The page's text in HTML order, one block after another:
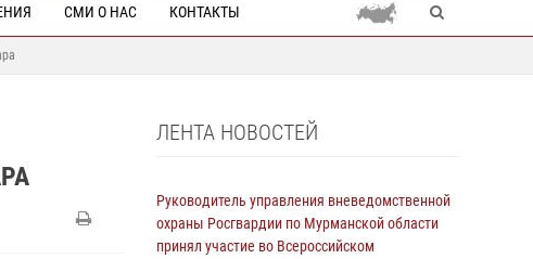
СМИ О НАС КОНТАКТЫ
ЛЕНТА НОВОСТЕЙ
Руководитель управления вневедомственной
охраны Росгвардии по Мурманской области
принял участие во Всероссийском